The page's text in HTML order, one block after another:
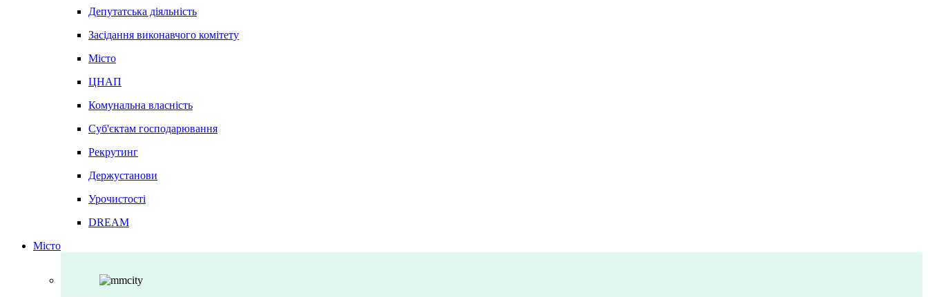
Депутатська діяльність
Засідання виконавчого комітету
Місто
ЦНАП
Комунальна власність
Суб'єктам господарювання
Рекрутинг
Держустанови
Урочистості
DREAM
Місто